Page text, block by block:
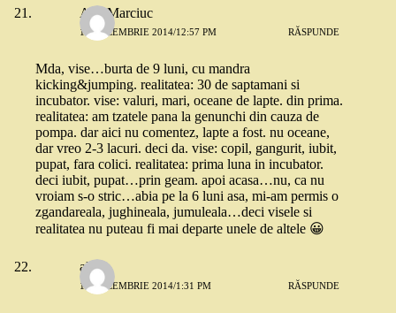
Ana Marciuc
15 DECEMBRIE 2014/12:57 PM RĂSPUNDE
Mda, vise…burta de 9 luni, cu mandra
kicking&jumping. realitatea: 30 de saptamani si
incubator. vise: valuri, mari, oceane de lapte. din prima.
realitatea: am tzatele pana la genunchi din cauza de
pompa. dar aici nu comentez, lapte a fost. nu oceane,
dar vreo 2-3 lacuri. deci da. vise: copil, gangurit, iubit,
pupat, fara colici. realitatea: prima luna in incubator.
deci iubit, pupat…prin geam. apoi acasa…nu, ca nu
vroiam s-o stric…abia pe la 6 luni asa, mi-am permis o
zgandareala, jughineala, jumuleala…deci visele si
realitatea nu puteau fi mai departe unele de altele 😀
alina
15 DECEMBRIE 2014/1:31 PM RĂSPUNDE